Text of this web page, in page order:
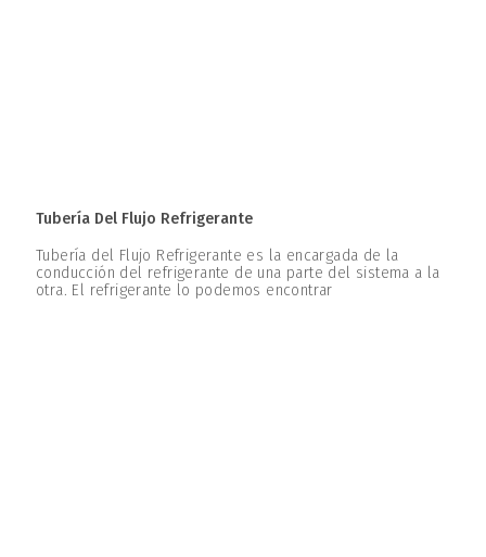
Tubería Del Flujo Refrigerante
Tubería del Flujo Refrigerante es la encargada de la
conducción del refrigerante de una parte del sistema a la
otra. El refrigerante lo podemos encontrar